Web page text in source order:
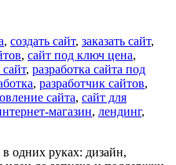
, создать сайт, заказать сайт,
, сайт под ключ цена,
сайт, разработка сайта под
, разработчик сайтов,
сайта, сайт для
магазин, лендинг,
одних руках: дизайн,